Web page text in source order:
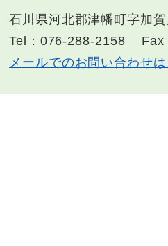
石川県河北郡津幡町字
Tel：076-288-2158
Fax
メールでのお問い合わせは